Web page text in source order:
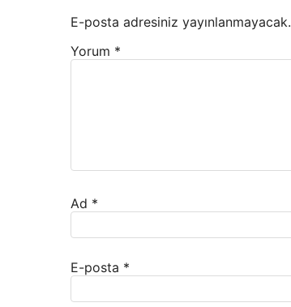
E-posta adresiniz yayınlanmayacak.
Yorum *
Ad *
E-posta *